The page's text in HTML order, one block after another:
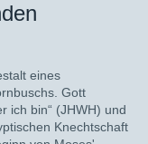
eines
Gott
ich bin“ (JHWH) und
Knechtschaft